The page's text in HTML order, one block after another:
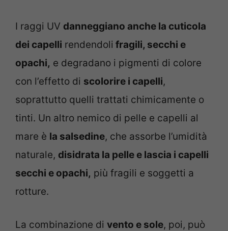
I raggi UV danneggiano anche la cuticola
dei capelli rendendoli fragili, secchi e
opachi, e degradano i pigmenti di colore
con l’effetto di scolorire i capelli,
soprattutto quelli trattati chimicamente o
tinti. Un altro nemico di pelle e capelli al
mare è la salsedine, che assorbe l’umidità
naturale, disidrata la pelle e lascia i capelli
secchi e opachi, più fragili e soggetti a
rotture.
La combinazione di vento e sole, poi, può